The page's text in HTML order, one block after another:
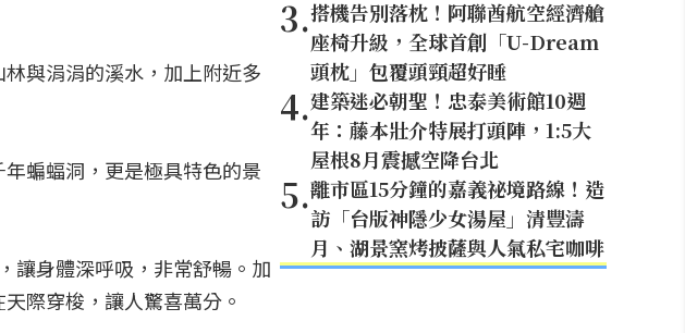
與涓涓的溪水，加上附近多
蝙蝠洞，更是極具特色的景
讓身體深呼吸，非常舒暢。加
際穿梭，讓人驚喜萬分。
3.搭機告別落枕！阿聯酋航空經濟艙
座椅升級，全球首創「U-Dream
頭枕」包覆頭頸超好睡
4.建築迷必朝聖！忠泰美術館10週
年：藤本壯介特展打頭陣，1:5大
屋根8月震撼空降台北
5.離市區15分鐘的嘉義祕境路線！造
訪「台版神隱少女湯屋」清豐濤
月、湖景窯烤披薩與人氣私宅咖啡